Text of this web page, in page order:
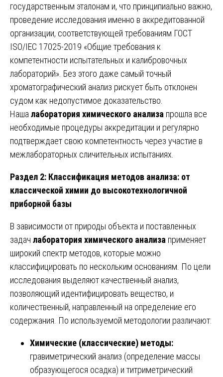
государственным эталонам и, что принципиально важно,
проведение исследования именно в аккредитованной
организации, соответствующей требованиям ГОСТ
ISO/IEC 17025-2019 «Общие требования к
компетентности испытательных и калибровочных
лабораторий». Без этого даже самый точный
хроматографический анализ рискует быть отклонен
судом как недопустимое доказательство.
Наша лаборатория химического анализа прошла все
необходимые процедуры аккредитации и регулярно
подтверждает свою компетентность через участие в
межлабораторных сличительных испытаниях.
Раздел 2: Классификация методов анализа: от
классической химии до высокотехнологичной
приборной базы
В зависимости от природы объекта и поставленных
задач лаборатория химического анализа применяет
широкий спектр методов, которые можно
классифицировать по нескольким основаниям. По цели
исследования выделяют качественный анализ,
позволяющий идентифицировать вещество, и
количественный, направленный на определение его
содержания. По используемой методологии различают:
Химические (классические) методы:
гравиметрический анализ (определение массы
образующегося осадка) и титриметрический